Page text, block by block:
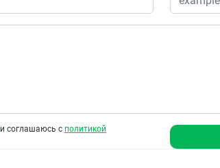
и соглашаюсь с политикой